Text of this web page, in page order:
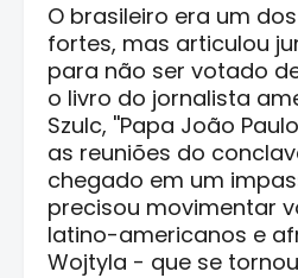
O brasileiro era um
fortes, mas articulou
para não ser votado
o livro do jornalista
Szulc, ''Papa João
as reuniões do
chegado em um
precisou movimentar
latino-americanos e
Wojtyla - que se